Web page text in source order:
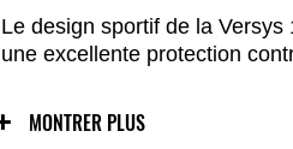
Le design sportif de la Versys
une excellente protection
augmentant sensiblement le
longue distance.
MONTRER PLUS